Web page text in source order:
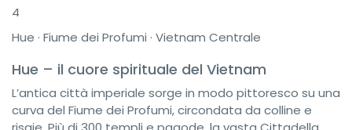
4
Hue · Fiume dei Profumi · Vietnam Centrale
Hue – il cuore spirituale del Vietnam
L’antica città imperiale sorge in modo pittoresco su una
curva del Fiume dei Profumi, circondata da colline e